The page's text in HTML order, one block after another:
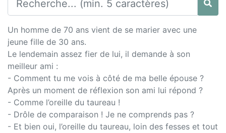
Un homme de 70 ans vient de se marier avec une
jeune fille de 30 ans.
Le lendemain assez fier de lui, il demande à son
meilleur ami :
- Comment tu me vois à côté de ma belle épouse ?
Après un moment de réflexion son ami lui répond ?
- Comme l’oreille du taureau !
- Drôle de comparaison ! Je ne comprends pas ?
- Et bien oui, l’oreille du taureau, loin des fesses et tout